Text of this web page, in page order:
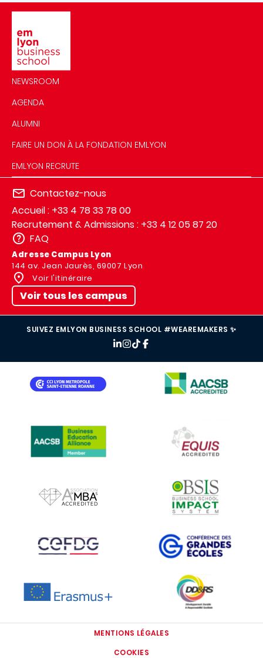
NEWSROOM
AGENDA
ALUMNI
FAIRE UN DON À LA FONDATION EMLYON
EMLYON RECRUTE
Contactez-nous
Accueil : +33 4 78 33 78 00
Recrutement & Admissions : +33 4 12 05 87 20
FAQ
Adresse Campus Lyon
144 av. Jean Jaurès, 69007 Lyon
Voir l'itinéraire
Voir tous les campus
SUIVEZ EMLYON BUSINESS SCHOOL #WEAREMAKERS ✨
IMAGE
IMAGE
IMAGE
IMAGE
IMAGE IMAGE
MENTIONS LÉGALES
COOKIES